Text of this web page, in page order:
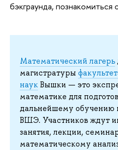
бэкграунда,
Математический лагерь
магистратуры
наукВышки — это
математике для
дальнейшему
ВШЭ. Участников ждут
занятия, лекции,
математическому